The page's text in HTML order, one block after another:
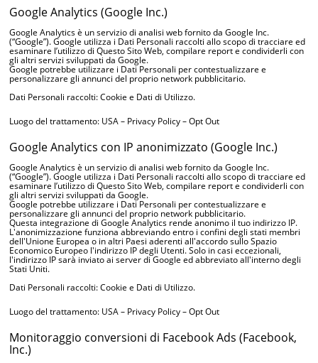
Google Analytics (Google Inc.)
Google Analytics è un servizio di analisi web fornito da Google Inc.
(“Google”). Google utilizza i Dati Personali raccolti allo scopo di tracciare ed
esaminare l’utilizzo di Questo Sito Web, compilare report e condividerli con
gli altri servizi sviluppati da Google.
Google potrebbe utilizzare i Dati Personali per contestualizzare e
personalizzare gli annunci del proprio network pubblicitario.
Dati Personali raccolti: Cookie e Dati di Utilizzo.
Luogo del trattamento: USA – Privacy Policy–Opt Out
Google Analytics con IP anonimizzato (Google Inc.)
Google Analytics è un servizio di analisi web fornito da Google Inc.
(“Google”). Google utilizza i Dati Personali raccolti allo scopo di tracciare ed
esaminare l’utilizzo di Questo Sito Web, compilare report e condividerli con
gli altri servizi sviluppati da Google.
Google potrebbe utilizzare i Dati Personali per contestualizzare e
personalizzare gli annunci del proprio network pubblicitario.
Questa integrazione di Google Analytics rende anonimo il tuo indirizzo IP.
L'anonimizzazione funziona abbreviando entro i confini degli stati membri
dell'Unione Europea o in altri Paesi aderenti all'accordo sullo Spazio
Economico Europeo l'indirizzo IP degli Utenti. Solo in casi eccezionali,
l'indirizzo IP sarà inviato ai server di Google ed abbreviato all'interno degli
Stati Uniti.
Dati Personali raccolti: Cookie e Dati di Utilizzo.
Luogo del trattamento: USA – Privacy Policy–Opt Out
Monitoraggio conversioni di Facebook Ads (Facebook,
Inc.)